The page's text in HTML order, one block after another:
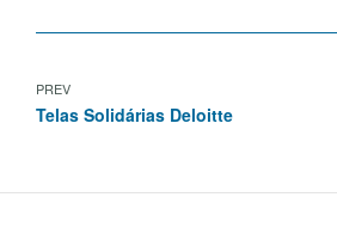
PREV
Telas Solidárias Deloitte